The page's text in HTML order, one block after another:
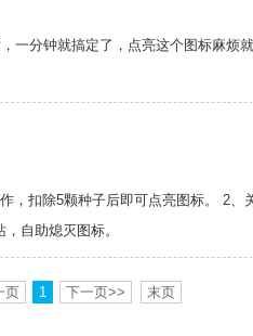
一分钟就搞定了，点亮这个图标麻烦
，扣除5颗种子后即可点亮图标。 2、
自助熄灭图标。
页 1 下一页>> 末页